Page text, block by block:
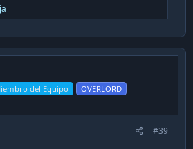
del Equipo OVERLORD
#39